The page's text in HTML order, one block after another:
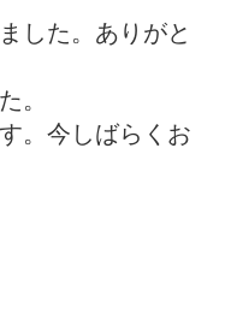
した。ありがと
。
。今しばらくお